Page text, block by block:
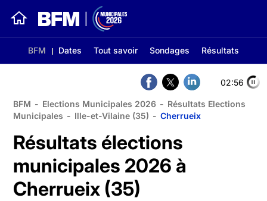
BFM Dates Tout savoir Sondages Résultats
02:56
BFM - Elections Municipales 2026 - Résultats Elections
Municipales - Ille-et-Vilaine (35) - Cherrueix
Résultats élections
municipales 2026 à
Cherrueix (35)